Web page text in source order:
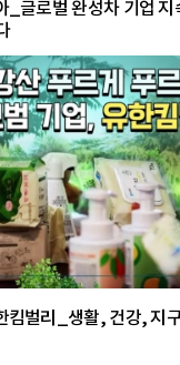
_글로벌 완성차 기업 지
킴벌리_생활, 건강, 지